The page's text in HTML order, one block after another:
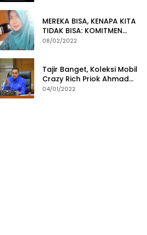
MEREKA BISA, KENAPA KITA
TIDAK BISA: KOMITMEN
PEMBERANTASAN KORUPSI
08/02/2022
Tajir Banget, Koleksi Mobil
Crazy Rich Priok Ahmad
Sahroni Bikin Ngiler
04/01/2022